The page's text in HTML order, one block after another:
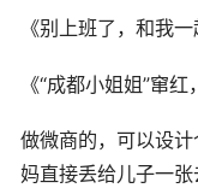
《别上班了，和我
《“成都小姐姐”窜
做微商的，可以设
妈直接丢给儿子一